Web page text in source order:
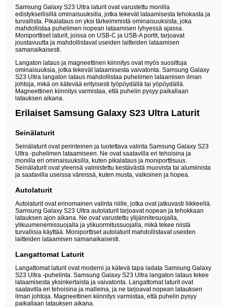
Samsung Galaxy S23 Ultra laturit ovat varustettu monilla
edistyksellisillä ominaisuuksilla, jotka tekevät lataamisesta tehokasta ja
turvallista. Pikalataus on yksi tärkeimmistä ominaisuuksista, joka
mahdollistaa puhelimen nopean lataamisen lyhyessä ajassa.
Moniporttiset laturit, joissa on USB-C ja USB-A portit, tarjoavat
joustavuutta ja mahdollistavat useiden laitteiden lataamisen
samanaikaisesti.
Langaton lataus ja magneettinen kiinnitys ovat myös suosittuja
ominaisuuksia, jotka tekevät lataamisesta vaivatonta. Samsung Galaxy
S23 Ultra langaton lataus mahdollistaa puhelimen lataamisen ilman
johtoja, mikä on kätevää erityisesti työpöydällä tai yöpöydällä.
Magneettinen kiinnitys varmistaa, että puhelin pysyy paikallaan
latauksen aikana.
Erilaiset Samsung Galaxy S23 Ultra Laturit
Seinälaturit
Seinälaturit ovat perinteinen ja luotettava valinta Samsung Galaxy S23
Ultra -puhelimen lataamiseen. Ne ovat saatavilla eri tehoisina ja
monilla eri ominaisuuksilla, kuten pikalataus ja moniporttisuus.
Seinälaturit ovat yleensä valmistettu kestävästä muovista tai alumiinista
ja saatavilla useissa väreissä, kuten musta, valkoinen ja hopea.
Autolaturit
Autolaturit ovat erinomainen valinta niille, jotka ovat jatkuvasti liikkeellä.
Samsung Galaxy S23 Ultra autolaturit tarjoavat nopean ja tehokkaan
latauksen ajon aikana. Ne ovat varustettu ylijännitesuojalla,
ylikuumenemissuojalla ja ylikuormitussuojalla, mikä tekee niistä
turvallisia käyttää. Moniporttiset autolaturit mahdollistavat useiden
laitteiden lataamisen samanaikaisesti.
Langattomat Laturit
Langattomat laturit ovat moderni ja kätevä tapa ladata Samsung Galaxy
S23 Ultra -puhelinta. Samsung Galaxy S23 Ultra langaton lataus tekee
lataamisesta yksinkertaista ja vaivatonta. Langattomat laturit ovat
saatavilla eri tehoisina ja malleina, ja ne tarjoavat nopean latauksen
ilman johtoja. Magneettinen kiinnitys varmistaa, että puhelin pysyy
paikallaan latauksen aikana.